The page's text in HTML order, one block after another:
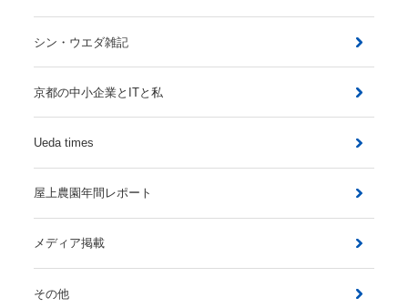
シン・ウエダ雑記
京都の中小企業とITと私
Ueda times
屋上農園年間レポート
メディア掲載
その他